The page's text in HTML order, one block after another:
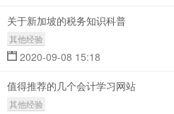
关于新加坡的税务知识科普
其他经验
2020-09-08 15:18
值得推荐的几个会计学习网站
其他经验